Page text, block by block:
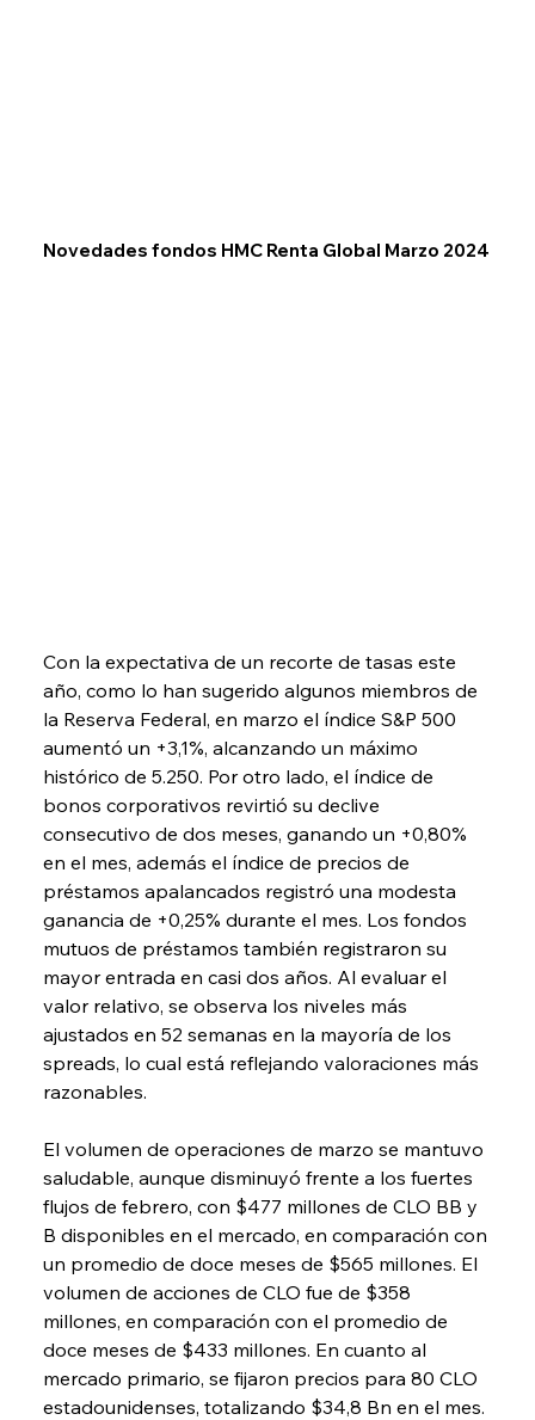
Novedades fondos HMC Renta Global Marzo 2024
Con la expectativa de un recorte de tasas este
año, como lo han sugerido algunos miembros de
la Reserva Federal, en marzo el índice S&P 500
aumentó un +3,1%, alcanzando un máximo
histórico de 5.250. Por otro lado, el índice de
bonos corporativos revirtió su declive
consecutivo de dos meses, ganando un +0,80%
en el mes, además el índice de precios de
préstamos apalancados registró una modesta
ganancia de +0,25% durante el mes. Los fondos
mutuos de préstamos también registraron su
mayor entrada en casi dos años. Al evaluar el
valor relativo, se observa los niveles más
ajustados en 52 semanas en la mayoría de los
spreads, lo cual está reflejando valoraciones más
razonables.
El volumen de operaciones de marzo se mantuvo
saludable, aunque disminuyó frente a los fuertes
flujos de febrero, con $477 millones de CLO BB y
B disponibles en el mercado, en comparación con
un promedio de doce meses de $565 millones. El
volumen de acciones de CLO fue de $358
millones, en comparación con el promedio de
doce meses de $433 millones. En cuanto al
mercado primario, se fijaron precios para 80 CLO
estadounidenses, totalizando $34,8 Bn en el mes.